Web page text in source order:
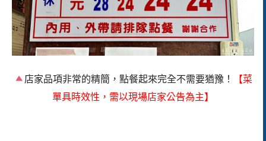
店家品項非常的精簡，點餐起來完全不需要猶豫！
【菜
單具時效性，需以現場店家公告為主】